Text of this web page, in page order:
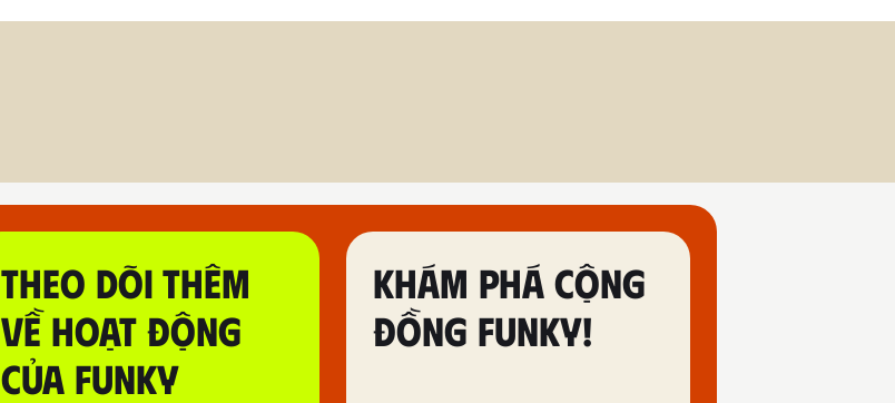
THEO DÕI THÊM
VỀ HOẠT ĐỘNG
CỦA FUNKY
KHÁM PHÁ CỘNG
ĐỒNG FUNKY!